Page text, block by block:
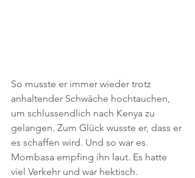
So musste er immer wieder trotz
anhaltender Schwäche hochtauchen,
um schlussendlich nach Kenya zu
gelangen. Zum Glück wusste er, dass er
es schaffen wird. Und so war es.
Mombasa empfing ihn laut. Es hatte
viel Verkehr und war hektisch.